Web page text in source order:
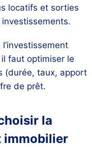
locatifs et sorties
investissements.
faut optimiser le
(durée, taux, apport
de prêt.
la
immobilier